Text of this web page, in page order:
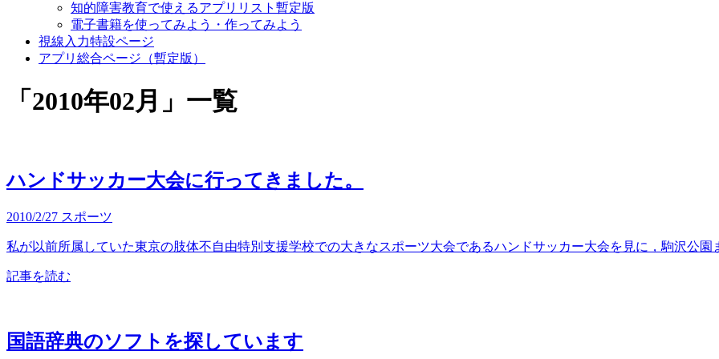
知的障害教育で使えるアプリリスト暫定版
電子書籍を使ってみよう・作ってみよう
視線入力特設ページ
アプリ総合ページ（暫定版）
「 2010年02月 」 一覧
ハンドサッカー大会に行ってきました。
2010/2/27 スポーツ
私が以前所属していた東京の肢体不自由特別支援学校での大きなスポーツ大会であるハンドサッカー大会を見に，駒沢公園
記事を読む
国語辞典のソフトを探しています